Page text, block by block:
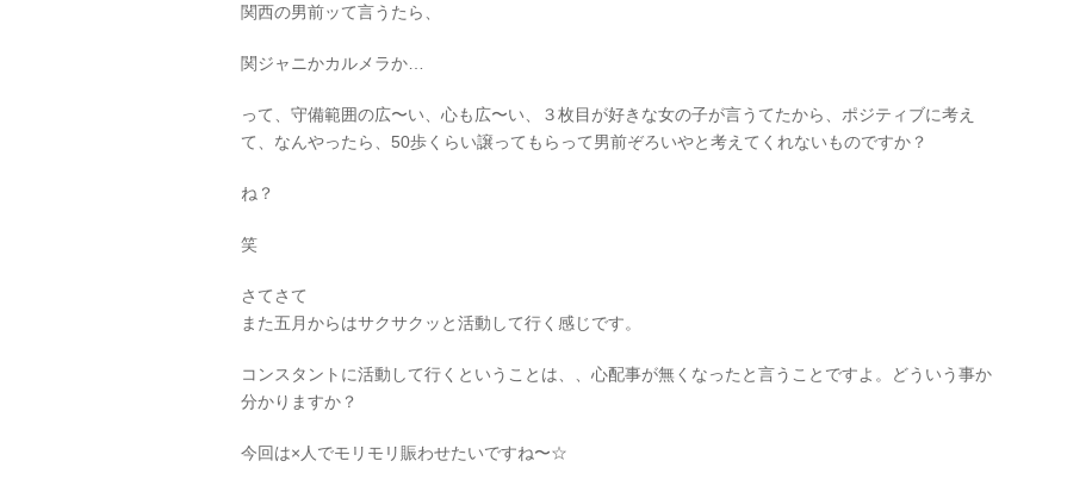
関西の男前ッて言うたら、
関ジャニかカルメラか…
って、守備範囲の広〜い、心も広〜い、３枚目が好きな女の子が言うてたから、ポジティブに考え
て、なんやったら、50歩くらい譲ってもらって男前ぞろいやと考えてくれないものですか？
ね？
笑
さてさて
また五月からはサクサクッと活動して行く感じです。
コンスタントに活動して行くということは、、心配事が無くなったと言うことですよ。どういう事か
分かりますか？
今回は×人でモリモリ賑わせたいですね〜☆